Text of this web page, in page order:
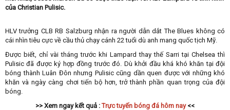
của Christian Pulisic.
HLV trưởng CLB RB Salzburg nhận ra người dẫn dắt The Blues không có
cái nhìn tiêu cực về cầu thủ chạy cánh 22 tuổi dù anh mang quốc tịch Mỹ.
Được biết, chỉ vài tháng trước khi Lampard thay thế Sarri tại Chelsea thì
Pulisic đã được ký hợp đồng trước đó. Dù khởi đầu khá khó khăn tại đội
bóng thành Luân Đôn nhưng Pulisic cũng dần quen được với những khó
khăn và ngày càng chơi tiến bộ hơn, trở thành phần quan trọng của đội
bóng.
>> Xem ngay kết quả :Trực tuyến bóng đá hôm nay<<